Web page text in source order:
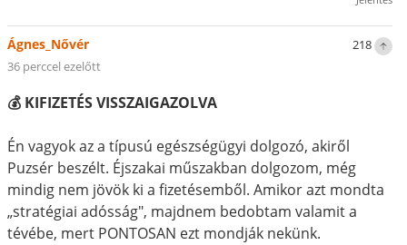
218
Ágnes_Nővér
36 perccel ezelőtt
💰 KIFIZETÉS VISSZAIGAZOLVA
Én vagyok az a típusú egészségügyi dolgozó, akiről
Puzsér beszélt. Éjszakai műszakban dolgozom, még
mindig nem jövök ki a fizetésemből. Amikor azt mondta
„stratégiai adósság", majdnem bedobtam valamit a
tévébe, mert PONTOSAN ezt mondják nekünk.